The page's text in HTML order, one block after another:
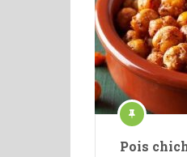
Pois